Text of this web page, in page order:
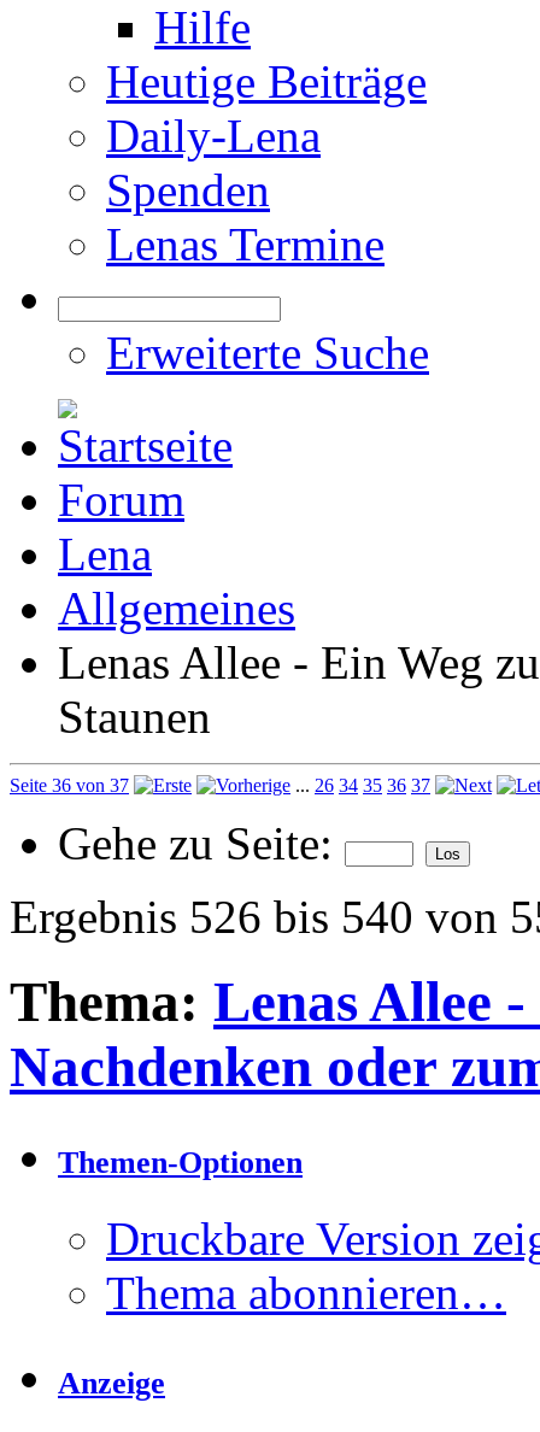
Hilfe
Heutige Beiträge
Daily-Lena
Spenden
Lenas Termine
Erweiterte Suche
Forum
Lena
Allgemeines
Lenas Allee - Ein Weg
Staunen
Seite 36 von 37 ... 26 34 35 36 37
Gehe zu Seite:
Ergebnis 526 bis 540 von
Thema: Lenas Allee
Nachdenken oder
Themen-Optionen
Druckbare Version
Thema abonnieren…
Anzeige